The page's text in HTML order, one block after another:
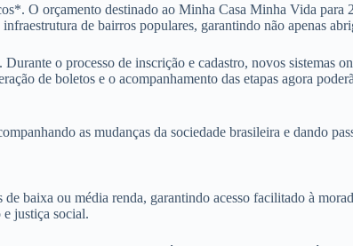
O orçamento destinado ao Minha Casa Minha Vida para
de bairros populares, garantindo não apenas
o processo de inscrição e cadastro, novos sistemas
de boletos e o acompanhamento das etapas agora
as mudanças da sociedade brasileira e dando
baixa ou média renda, garantindo acesso facilitado à
justiça social.